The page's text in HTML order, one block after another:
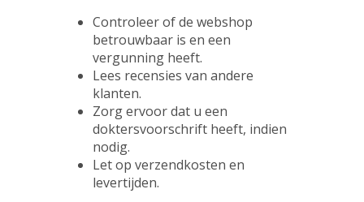
Controleer of de webshop
betrouwbaar is en een
vergunning heeft.
Lees recensies van andere
klanten.
Zorg ervoor dat u een
doktersvoorschrift heeft, indien
nodig.
Let op verzendkosten en
levertijden.